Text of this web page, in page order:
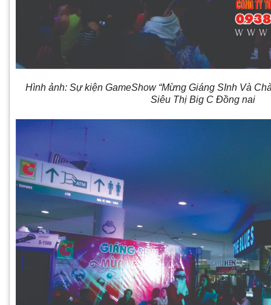
Hình ảnh: Sự kiện GameShow “Mừng Giáng SInh Và
Siêu Thị Big C Đồng nai